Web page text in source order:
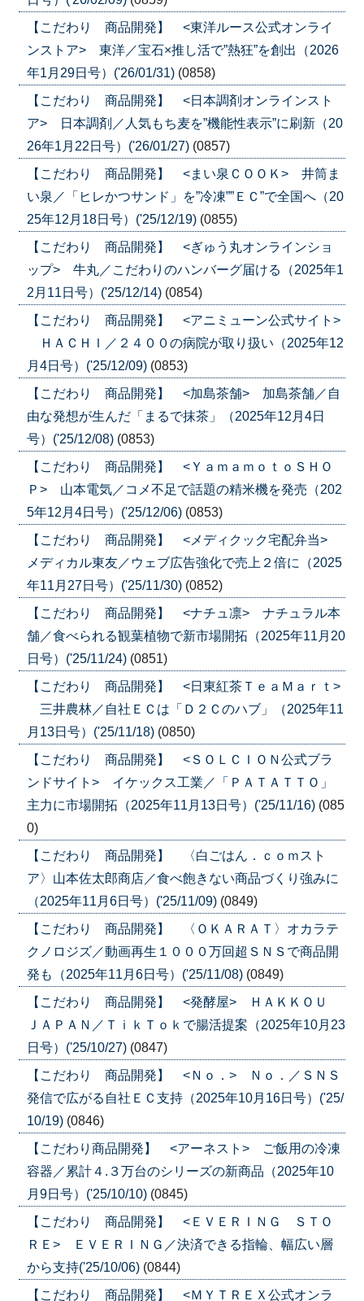
【こだわり 商品開発】 <東洋ルース公式オンライ
ンストア> 東洋／宝石×推し活で”熱狂”を創出（2026
年1月29日号）('26/01/31) (0858)
【こだわり 商品開発】 <日本調剤オンラインスト
ア> 日本調剤／人気もち麦を”機能性表示”に刷新（20
26年1月22日号）('26/01/27) (0857)
【こだわり 商品開発】 <まい泉ＣＯＯＫ> 井筒ま
い泉／「ヒレかつサンド」を”冷凍””ＥＣ”で全国へ（20
25年12月18日号）('25/12/19) (0855)
【こだわり 商品開発】 <ぎゅう丸オンラインショ
ップ> 牛丸／こだわりのハンバーグ届ける（2025年1
2月11日号）('25/12/14) (0854)
【こだわり 商品開発】 <アニミューン公式サイト>
ＨＡＣＨＩ／２４００の病院が取り扱い（2025年12
月4日号）('25/12/09) (0853)
【こだわり 商品開発】 <加島茶舗> 加島茶舗／自
由な発想が生んだ「まるで抹茶」（2025年12月4日
号）('25/12/08) (0853)
【こだわり 商品開発】 <ＹａｍａｍｏｔｏＳＨＯ
Ｐ> 山本電気／コメ不足で話題の精米機を発売（202
5年12月4日号）('25/12/06) (0853)
【こだわり 商品開発】 <メディクック宅配弁当>
メディカル東友／ウェブ広告強化で売上２倍に（2025
年11月27日号）('25/11/30) (0852)
【こだわり 商品開発】 <ナチュ凛> ナチュラル本
舗／食べられる観葉植物で新市場開拓（2025年11月20
日号）('25/11/24) (0851)
【こだわり 商品開発】 <日東紅茶ＴｅａＭａｒｔ>
三井農林／自社ＥＣは「Ｄ２Ｃのハブ」（2025年11
月13日号）('25/11/18) (0850)
【こだわり 商品開発】 <ＳＯＬＣＩＯＮ公式ブラ
ンドサイト> イケックス工業／「ＰＡＴＡＴＴＯ」
主力に市場開拓（2025年11月13日号）('25/11/16) (085
0)
【こだわり 商品開発】 〈白ごはん．ｃｏｍスト
ア〉山本佐太郎商店／食べ飽きない商品づくり強みに
（2025年11月6日号）('25/11/09) (0849)
【こだわり 商品開発】 〈ＯＫＡＲＡＴ〉オカラテ
クノロジズ／動画再生１０００万回超ＳＮＳで商品開
発も（2025年11月6日号）('25/11/08) (0849)
【こだわり 商品開発】 <発酵屋> ＨＡＫＫＯＵ
ＪＡＰＡＮ／ＴｉｋＴｏｋで腸活提案（2025年10月23
日号）('25/10/27) (0847)
【こだわり 商品開発】 <Ｎｏ．> Ｎｏ．／ＳＮＳ
発信で広がる自社ＥＣ支持（2025年10月16日号）('25/
10/19) (0846)
【こだわり商品開発】 <アーネスト> ご飯用の冷凍
容器／累計４.３万台のシリーズの新商品（2025年10
月9日号）('25/10/10) (0845)
【こだわり 商品開発】 <ＥＶＥＲＩＮＧ ＳＴＯ
ＲＥ> ＥＶＥＲＩＮＧ／決済できる指輪、幅広い層
から支持('25/10/06) (0844)
【こだわり 商品開発】 <ＭＹＴＲＥＸ公式オンラ